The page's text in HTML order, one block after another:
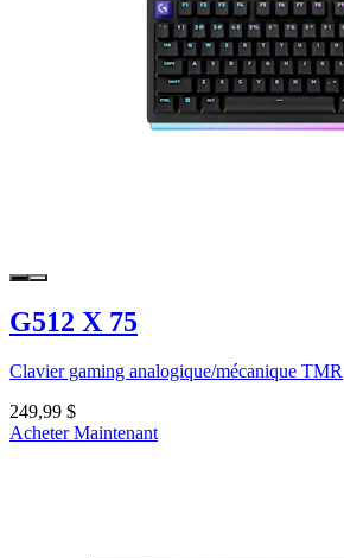
G512 X 75
Clavier gaming analogique/mécanique TMR
249,99 $
Acheter Maintenant